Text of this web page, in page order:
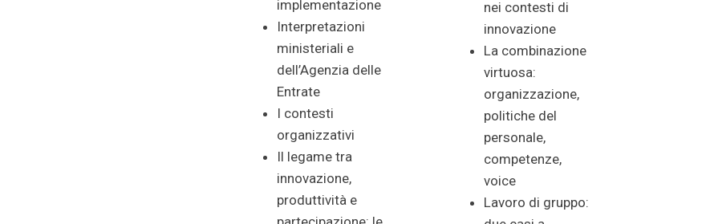
implementazione
Interpretazioni
ministeriali e
dell’Agenzia delle
Entrate
I contesti
organizzativi
Il legame tra
innovazione,
produttività e
nei contesti di
innovazione
La combinazione
virtuosa:
organizzazione,
politiche del
personale,
competenze,
voice
Lavoro di gruppo: